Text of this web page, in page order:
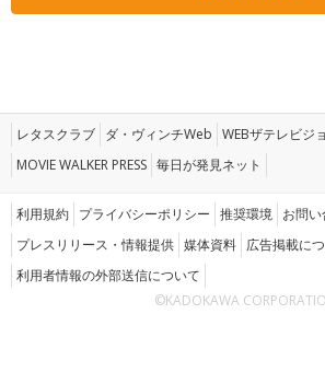
レタスクラブ ダ・ヴィンチWeb WEBザテレビジ
MOVIE WALKER PRESS 毎日が発見ネット
利用規約 プライバシーポリシー 推奨環境 お問
プレスリリース・情報提供 媒体資料 広告掲載に
利用者情報の外部送信について
©KADOKAWA